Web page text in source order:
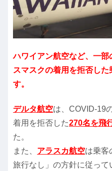
ハワイアン航空など、一
スマスクの着用を拒否し
す。
デルタ航空は、COVID-19
着用を拒否した270名を飛
た。
また、 アラスカ航空は乗客
旅行なし」の方針に従って